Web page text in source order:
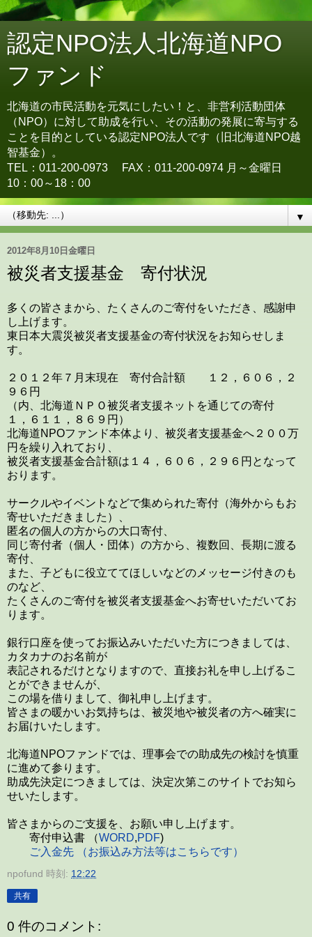
認定NPO法人北海道NPO
ファンド
北海道の市民活動を元気にしたい！と、非営利活動団体
（NPO）に対して助成を行い、その活動の発展に寄与する
ことを目的としている認定NPO法人です（旧北海道NPO越
智基金）。
TEL：011-200-0973 FAX：011-200-0974 月～金曜日
10：00～18：00
▼
2012年8月10日金曜日
被災者支援基金 寄付状況
多くの皆さまから、たくさんのご寄付をいただき、感謝申
し上げます。
東日本大震災被災者支援基金の寄付状況をお知らせしま
す。
２０１２年７月末現在 寄付合計額 １２，６０６，２
９６円
（内、北海道ＮＰＯ被災者支援ネットを通じての寄付
１，６１１，８６９円）
北海道NPOファンド本体より、被災者支援基金へ２００万
円を繰り入れており、
被災者支援基金合計額は１４，６０６，２９６円となって
おります。
サークルやイベントなどで集められた寄付（海外からもお
寄せいただきました）、
匿名の個人の方からの大口寄付、
同じ寄付者（個人・団体）の方から、複数回、長期に渡る
寄付、
また、子どもに役立ててほしいなどのメッセージ付きのも
のなど、
たくさんのご寄付を被災者支援基金へお寄せいただいてお
ります。
銀行口座を使ってお振込みいただいた方につきましては、
カタカナのお名前が
表記されるだけとなりますので、直接お礼を申し上げるこ
とができませんが、
この場を借りまして、御礼申し上げます。
皆さまの暖かいお気持ちは、被災地や被災者の方へ確実に
お届けいたします。
北海道NPOファンドでは、理事会での助成先の検討を慎重
に進めて参ります。
助成先決定につきましては、決定次第このサイトでお知ら
せいたします。
皆さまからのご支援を、お願い申し上げます。
寄付申込書 （WORD,PDF)
ご入金先 （お振込み方法等はこちらです）
npofund 時刻: 12:22
共有
0 件のコメント: